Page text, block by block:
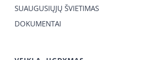
SUAUGUSIŲJŲ ŠVIETIMAS
DOKUMENTAI